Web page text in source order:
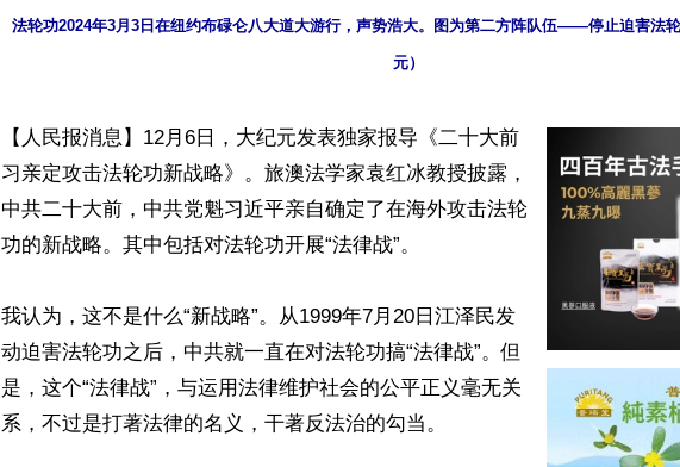
法轮功2024年3月3日在纽约布碌仑八大道大游行，声势浩大。图为第二方阵队伍——停止迫害法
元）
【人民报消息】12月6日，大纪元发表独家报导《二十大前
习亲定攻击法轮功新战略》。旅澳法学家袁红冰教授披露，
中共二十大前，中共党魁习近平亲自确定了在海外攻击法轮
功的新战略。其中包括对法轮功开展“法律战”。
我认为，这不是什么“新战略”。从1999年7月20日江泽民发
动迫害法轮功之后，中共就一直在对法轮功搞“法律战”。但
是，这个“法律战”，与运用法律维护社会的公平正义毫无关
系，不过是打著法律的名义，干著反法治的勾当。